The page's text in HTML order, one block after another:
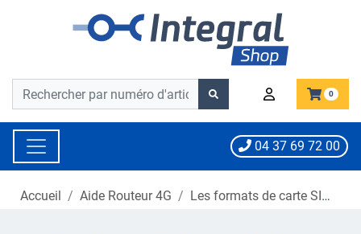
Barre de recherche
Barre de recherche 0
04 37 69 72 00
Accueil Aide Routeur 4G Les formats de carte SIM pour routeur 4G industriel